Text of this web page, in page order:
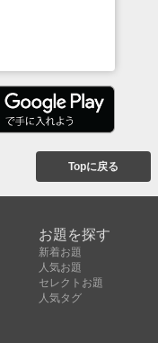
Topに戻る
お題を探す
新着お題
人気お題
セレクトお題
人気タグ